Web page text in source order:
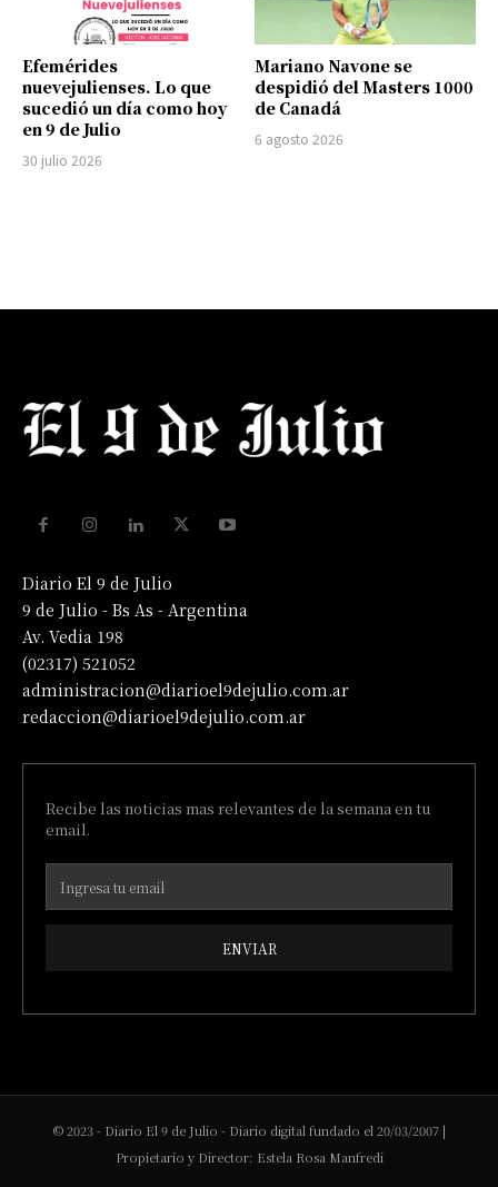
Efemérides
nuevejulienses. Lo que
sucedió un día como hoy
en 9 de Julio
30 julio 2026
Mariano Navone se
despidió del Masters 1000
de Canadá
6 agosto 2026
Diario El 9 de Julio
9 de Julio - Bs As - Argentina
Av. Vedia 198
(02317) 521052
administracion@diarioel9dejulio.com.ar
redaccion@diarioel9dejulio.com.ar
Recibe las noticias mas relevantes de la semana en tu
email.
ENVIAR
© 2023 - Diario El 9 de Julio - Diario digital fundado el 20/03/2007 |
Propietario y Director: Estela Rosa Manfredi